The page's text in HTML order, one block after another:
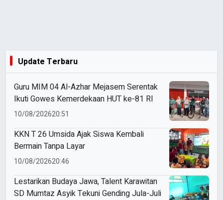
Update Terbaru
Guru MIM 04 Al-Azhar Mejasem Serentak
Ikuti Gowes Kemerdekaan HUT ke-81 RI
10/08/202620:51
KKN T 26 Umsida Ajak Siswa Kembali
Bermain Tanpa Layar
10/08/202620:46
Lestarikan Budaya Jawa, Talent Karawitan
SD Mumtaz Asyik Tekuni Gending Jula-Juli